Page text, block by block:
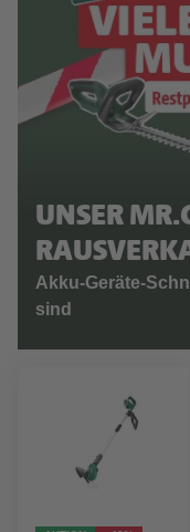
UNSER
Akku-Geräte-
sind